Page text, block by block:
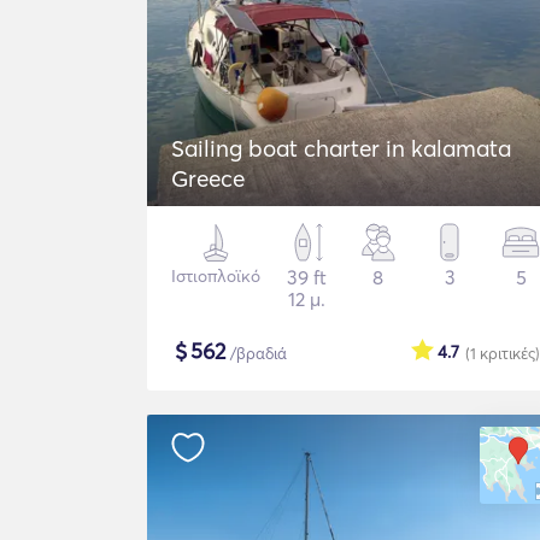
Sailing boat charter in kalamata
Greece
Ιστιοπλοϊκό
39 ft
12 μ.
8 3 5
$562/βραδιά (1 κριτικές)
4.7